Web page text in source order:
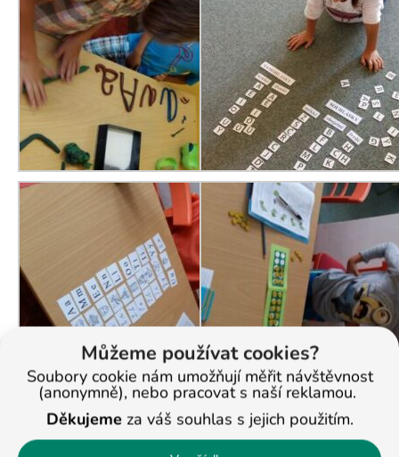
Můžeme používat cookies?
Soubory cookie nám umožňují měřit návštěvnost
(anonymně), nebo pracovat s naší reklamou.
Děkujemeza váš souhlas s jejich použitím.
< Na všechny články